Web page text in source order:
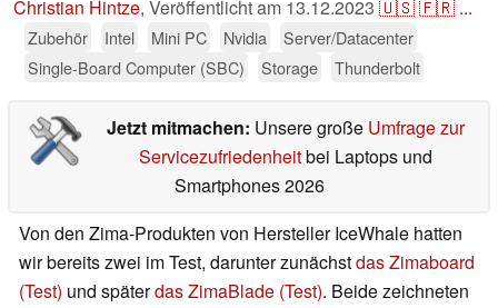
Christian Hintze, Veröffentlicht am 13.12.2023 🇺🇸🇫🇷 ...
Zubehör Intel Mini PC Nvidia
Server/Datacenter
Single-Board Computer (SBC)
Storage Thunderbolt
Jetzt mitmachen: Unsere große Umfrage zur
Servicezufriedenheitbei Laptops und
Smartphones 2026
Von den Zima-Produkten von Hersteller IceWhale hatten
wir bereits zwei im Test, darunter zunächstdas Zimaboard
(Test) und späterdas ZimaBlade (Test). Beide zeichneten